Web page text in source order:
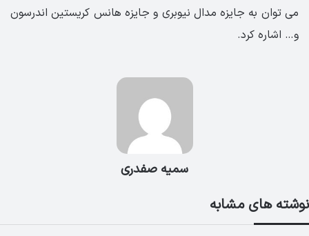
می توان به جایزه مدال نیوبری و جایزه هانس کریستین اندرسون
و… اشاره کرد.
سمیه صفدری
نوشته های مشابه